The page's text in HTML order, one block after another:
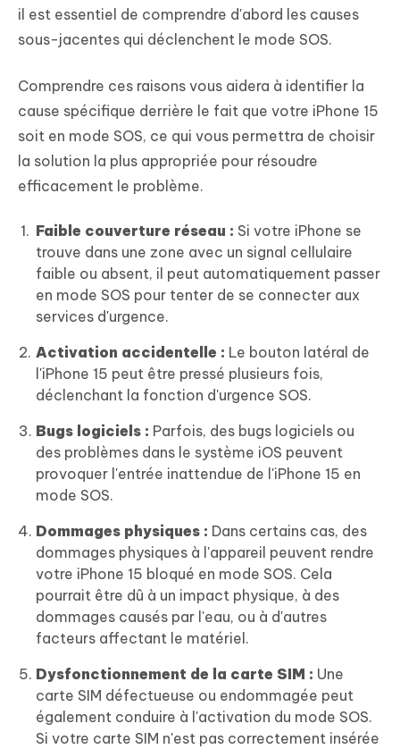
il est essentiel de comprendre d'abord les causes
sous-jacentes qui déclenchent le mode SOS.
Comprendre ces raisons vous aidera à identifier la
cause spécifique derrière le fait que votre iPhone 15
soit en mode SOS, ce qui vous permettra de choisir
la solution la plus appropriée pour résoudre
efficacement le problème.
Faible couverture réseau : Si votre iPhone se
trouve dans une zone avec un signal cellulaire
faible ou absent, il peut automatiquement passer
en mode SOS pour tenter de se connecter aux
services d'urgence.
Activation accidentelle : Le bouton latéral de
l'iPhone 15 peut être pressé plusieurs fois,
déclenchant la fonction d'urgence SOS.
Bugs logiciels : Parfois, des bugs logiciels ou
des problèmes dans le système iOS peuvent
provoquer l'entrée inattendue de l'iPhone 15 en
mode SOS.
Dommages physiques : Dans certains cas, des
dommages physiques à l'appareil peuvent rendre
votre iPhone 15 bloqué en mode SOS. Cela
pourrait être dû à un impact physique, à des
dommages causés par l'eau, ou à d'autres
facteurs affectant le matériel.
Dysfonctionnement de la carte SIM : Une
carte SIM défectueuse ou endommagée peut
également conduire à l'activation du mode SOS.
Si votre carte SIM n'est pas correctement insérée